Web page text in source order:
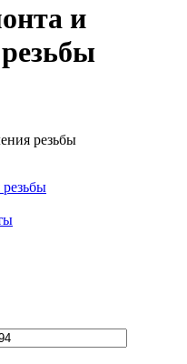
и
резьбы